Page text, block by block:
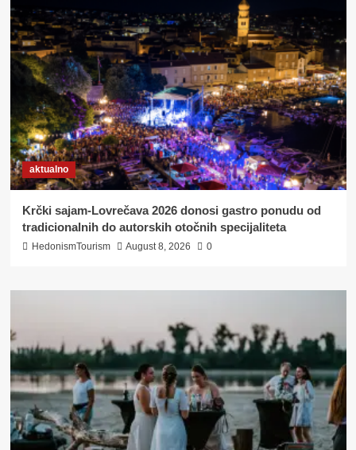
aktualno
Krčki sajam-Lovrečava 2026 donosi gastro ponudu od
tradicionalnih do autorskih otočnih specijaliteta
HedonismTourism August 8, 2026 0